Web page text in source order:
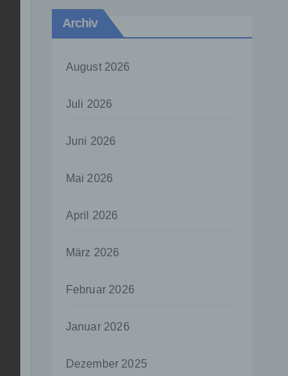
Archiv
August 2026
Juli 2026
Juni 2026
Mai 2026
April 2026
März 2026
Februar 2026
Januar 2026
Dezember 2025